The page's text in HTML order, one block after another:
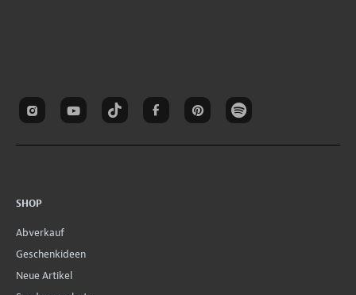
SHOP
Abverkauf
Geschenkideen
Neue Artikel